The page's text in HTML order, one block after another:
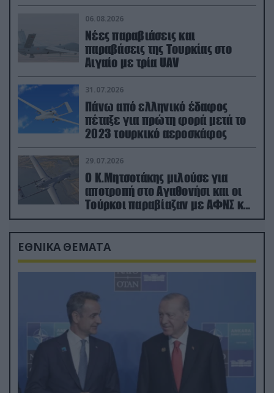
06.08.2026
Νέες παραβιάσεις και
παραβάσεις της Τουρκίας στο
Αιγαίο με τρία UAV
31.07.2026
Πάνω από ελληνικό έδαφος
πέταξε για πρώτη φορά μετά το
2023 τουρκικό αεροσκάφος
29.07.2026
Ο Κ.Μητσοτάκης μιλούσε για
αποτροπή στο Αγαθονήσι και οι
Τούρκοι παραβίαζαν με ΑΦΝΣ και
drone
ΕΘΝΙΚΑ ΘΕΜΑΤΑ